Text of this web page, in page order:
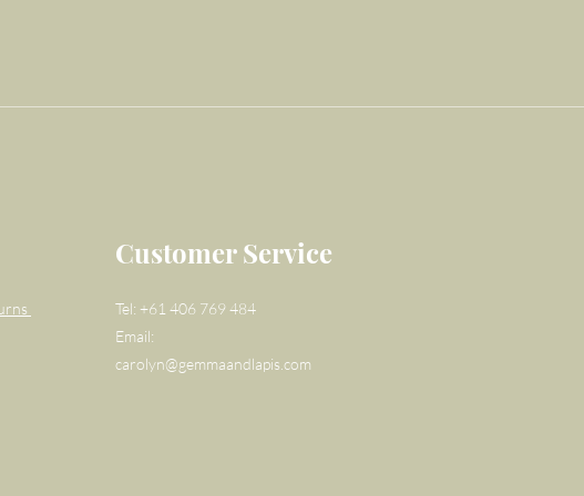
Customer Service
Tel: +61 406 769 484
Email:
carolyn@gemmaandlapis.com